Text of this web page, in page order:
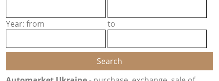
Year: from to